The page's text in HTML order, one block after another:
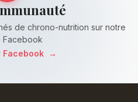
de chrono-nutrition sur notre
Facebook
Facebook
→